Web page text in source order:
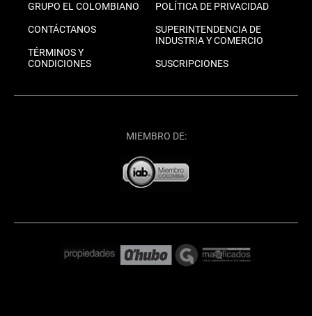
GRUPO EL COLOMBIANO
CONTÁCTANOS
TÉRMINOS Y
CONDICIONES
POLÍTICA DE PRIVACIDAD
SUPERINTENDENCIA DE
INDUSTRIA Y COMERCIO
SUSCRIPCIONES
MIEMBRO DE: